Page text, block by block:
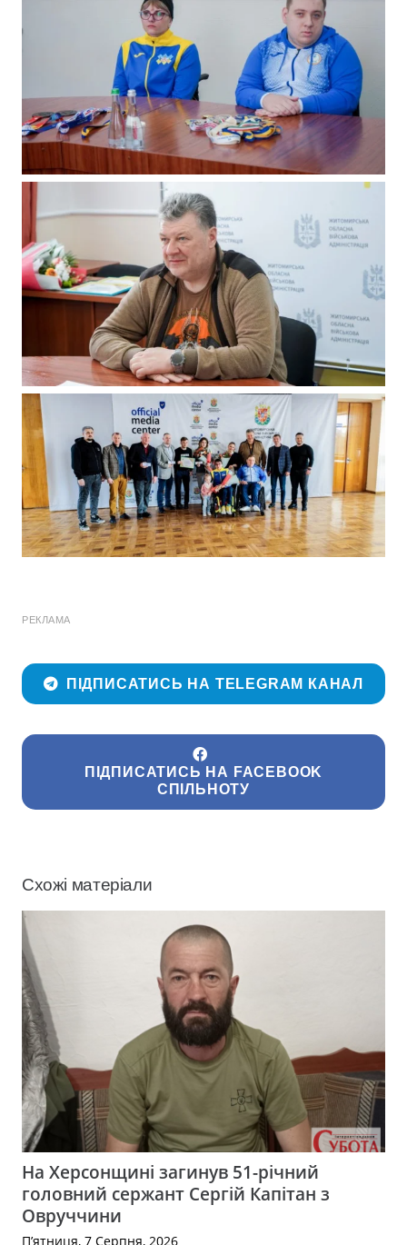
РЕКЛАМА
ПІДПИСАТИСЬ НА TELEGRAM КАНАЛ
ПІДПИСАТИСЬ НА FACEBOOK
СПІЛЬНОТУ
Схожі матеріали
На Херсонщині загинув 51-річний
головний сержант Сергій Капітан з
Овруччини
П’ятниця, 7 Серпня, 2026